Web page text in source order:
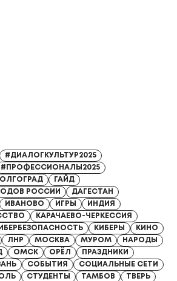
#ДИАЛОГКУЛЬТУР2025
#ПРОФЕССИОНАЛЫ2025
ГАЙД
РОССИИ
ДАГЕСТАН
ИВАНОВО ИГРЫ
ИНДИЯ
КАРАЧАЕВО-ЧЕРКЕССИЯ
КИБЕРЫ
КИНО
ЛНР МОСКВА МУРОМ
НАРОДЫ
ОМСК ОРЁЛ
ПРАЗДНИКИ
СОБЫТИЯ
СОЦИАЛЬНЫЕ СЕТИ
СТУДЕНТЫ ТАМБОВ ТВЕРЬ